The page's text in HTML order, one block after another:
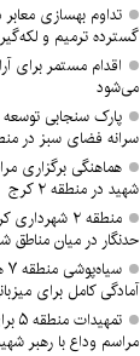
گسترده ترمیم و
می‌شود
پارک سنجابی
سرانه فضای سبز در
هماهنگی برگزاری
شهید در منطقه ۲ کرج
منطقه ۲
حدنگار در میان مناطق
آمادگی کامل برای
مراسم وداع با رهبر